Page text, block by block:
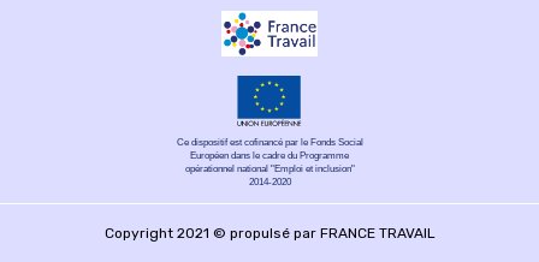
Ce dispositif est cofinancé par le Fonds Social
Européen dans le cadre du Programme
opérationnel national "Emploi et inclusion"
2014-2020
Copyright 2021 © propulsé par FRANCE TRAVAIL